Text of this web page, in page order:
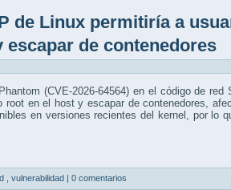
de Linux permitiría a
de contenedores
(CVE-2026-64564) en el código de red
en el host y escapar de contenedores,
en versiones recientes del kernel, por lo
vulnerabilidad | 0 comentarios